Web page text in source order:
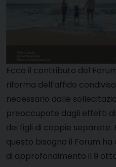
Ecco il contributo del
riforma dell’affido
necessario dalle
preoccupate dagli effetti
dei figli di coppie
questo bisogno il Forum
di approfondimento il 9